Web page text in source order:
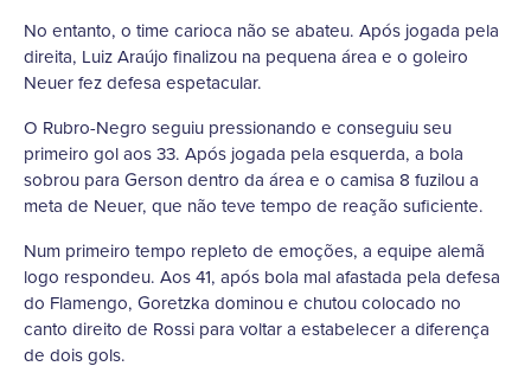
No entanto, o time carioca não se abateu. Após jogada pela
direita, Luiz Araújo finalizou na pequena área e o goleiro
Neuer fez defesa espetacular.
O Rubro-Negro seguiu pressionando e conseguiu seu
primeiro gol aos 33. Após jogada pela esquerda, a bola
sobrou para Gerson dentro da área e o camisa 8 fuzilou a
meta de Neuer, que não teve tempo de reação suficiente.
Num primeiro tempo repleto de emoções, a equipe alemã
logo respondeu. Aos 41, após bola mal afastada pela defesa
do Flamengo, Goretzka dominou e chutou colocado no
canto direito de Rossi para voltar a estabelecer a diferença
de dois gols.